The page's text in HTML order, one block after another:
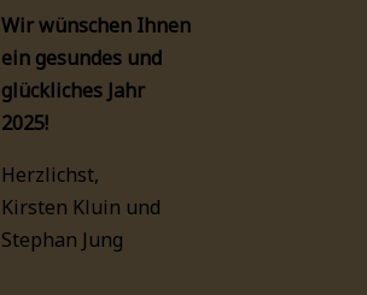
Wir wünschen Ihnen
ein gesundes und
glückliches Jahr
2025!
Herzlichst,
Kirsten Kluin und
Stephan Jung